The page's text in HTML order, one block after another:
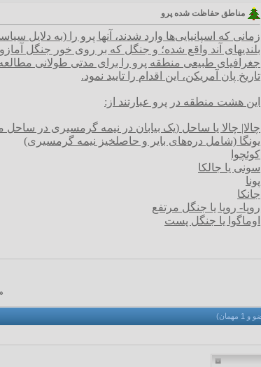
مناطق حفاظت شده پرو
زمانی که اسپانیایی‌ها وارد شدند، آنها پرو را (به
بلندیهای آند واقع شده؛ و جنگل که بر روی خور جنگل
تاریخ پان آمریکن، این اقدام را تایید نمود.
این هشت منطقه در پرو عبارتند از:
چالا| چالا یا ساحل (یک بیابان در نیمه گرمسیری در
یونگا (شامل دره‌های بایر و حاصلخیز نیمه گرمسیری)
کوئچوا
سونی یا جالکا
پونا
جانکا
روپا- روپا یا جنگل مرتفع
اوماگوا یا جنگل پست